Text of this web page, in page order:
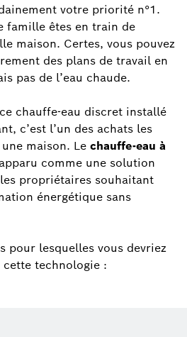
votre priorité n°1.
famille êtes en train de
maison. Certes, vous pouvez
des plans de travail en
pas de l’eau chaude.
chauffe-eau discret installé
c’est l’un des achats les
maison. Le chauffe-eau à
comme une solution
propriétaires souhaitant
énergétique sans
pour lesquelles vous devriez
cette technologie :